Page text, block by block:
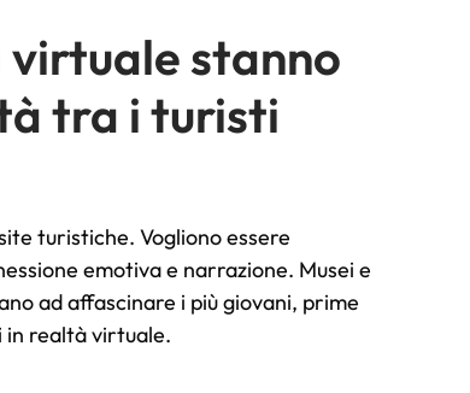
virtuale stanno
tra i turisti
turistiche. Vogliono essere
emotiva e narrazione. Musei e
ad affascinare i più giovani, prime
in realtà virtuale.